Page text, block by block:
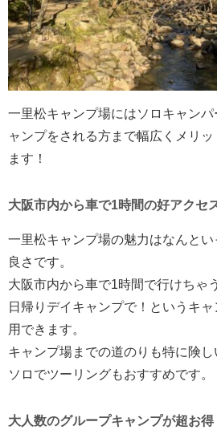
一里松キャンプ場にはソロキャン
ャンプをされる方まで幅広くメリ
ます！
大阪市内から車で1時間の好アクセ
一里松キャンプ場の魅力はなんと
良さです。
大阪市内から車で1時間で行けちゃ
日帰りデイキャンプで！というキ
用できます。
キャンプ場までの道のりも特に険し
ソロでツーリングもおすすめです。
大人数のグループキャンプが超お得